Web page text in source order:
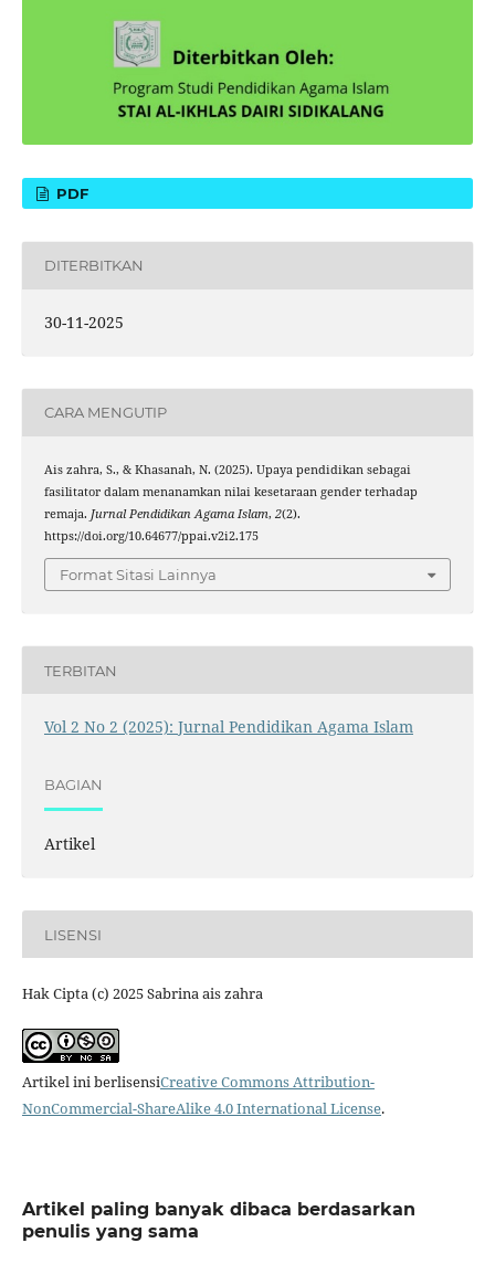
PDF
DITERBITKAN
30-11-2025
CARA MENGUTIP
Ais zahra, S., & Khasanah, N. (2025). Upaya pendidikan sebagai
fasilitator dalam menanamkan nilai kesetaraan gender terhadap
remaja. Jurnal Pendidikan Agama Islam, 2(2).
https://doi.org/10.64677/ppai.v2i2.175
Format Sitasi Lainnya
TERBITAN
Vol 2 No 2 (2025): Jurnal Pendidikan Agama Islam
BAGIAN
Artikel
LISENSI
Hak Cipta (c) 2025 Sabrina ais zahra
Artikel ini berlisensiCreative Commons Attribution-
NonCommercial-ShareAlike 4.0 International License.
Artikel paling banyak dibaca berdasarkan
penulis yang sama